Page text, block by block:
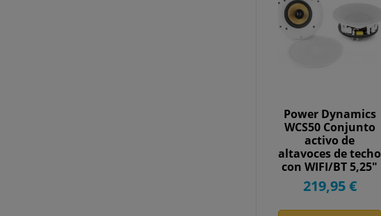
Power Dynamics
WCS50 Conjunto
activo de
altavoces de techo
con WIFI/BT 5,25"
952590
219,95 €